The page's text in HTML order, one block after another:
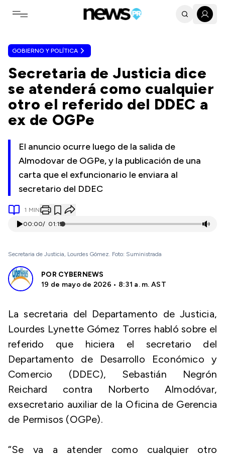
Toggle navigation menu
GOBIERNO Y POLÍTICA
Secretaria de Justicia dice
se atenderá como cualquier
otro el referido del DDEC a
ex de OGPe
El anuncio ocurre luego de la salida de
Almodovar de OGPe, y la publicación de una
carta que el exfuncionario le enviara al
secretario del DDEC
1 MIN
00:00/ 01:15
Secretaria de Justicia, Lourdes Gómez. Foto: Suministrada
POR CYBERNEWS
19 de mayo de 2026 • 8:31 a. m. AST
La secretaria del Departamento de Justicia,
Lourdes Lynette Gómez Torres habló sobre el
referido que hiciera el secretario del
Departamento de Desarrollo Económico y
Comercio (DDEC), Sebastián Negrón
Reichard contra Norberto Almodóvar,
exsecretario auxiliar de la Oficina de Gerencia
de Permisos (OGPe).
“Se va a atender como cualquier otro